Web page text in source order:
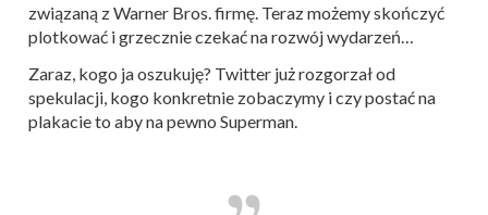
związaną z Warner Bros. firmę. Teraz możemy skończyć
plotkować i grzecznie czekać na rozwój wydarzeń…
Zaraz, kogo ja oszukuję? Twitter już rozgorzał od
spekulacji, kogo konkretnie zobaczymy i czy postać na
plakacie to aby na pewno Superman.